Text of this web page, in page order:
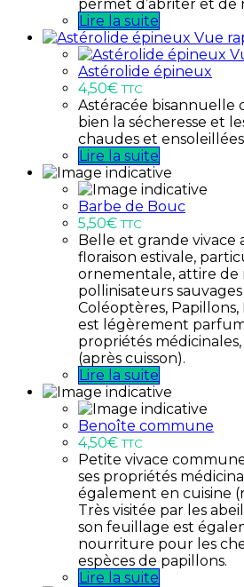
permet d’abriter et de
Lire la suite
Vue
Astérolide épineux
4,50€ TTC
Astéracée bisannuelle
bien la sécheresse et
chaudes et
Lire la suite
Barbe de Bouc
5,50€ TTC
Belle et grande vivace
floraison estivale,
ornementale, attire de
pollinisateurs
Coléoptères,
est légèrement
propriétés
(après cuisson).
Lire la suite
Benoîte commune
4,50€ TTC
Petite vivace
ses propriétés
également en cuisine
Très visitée par les
son feuillage est
nourriture pour les
espèces de papillons.
Lire la suite